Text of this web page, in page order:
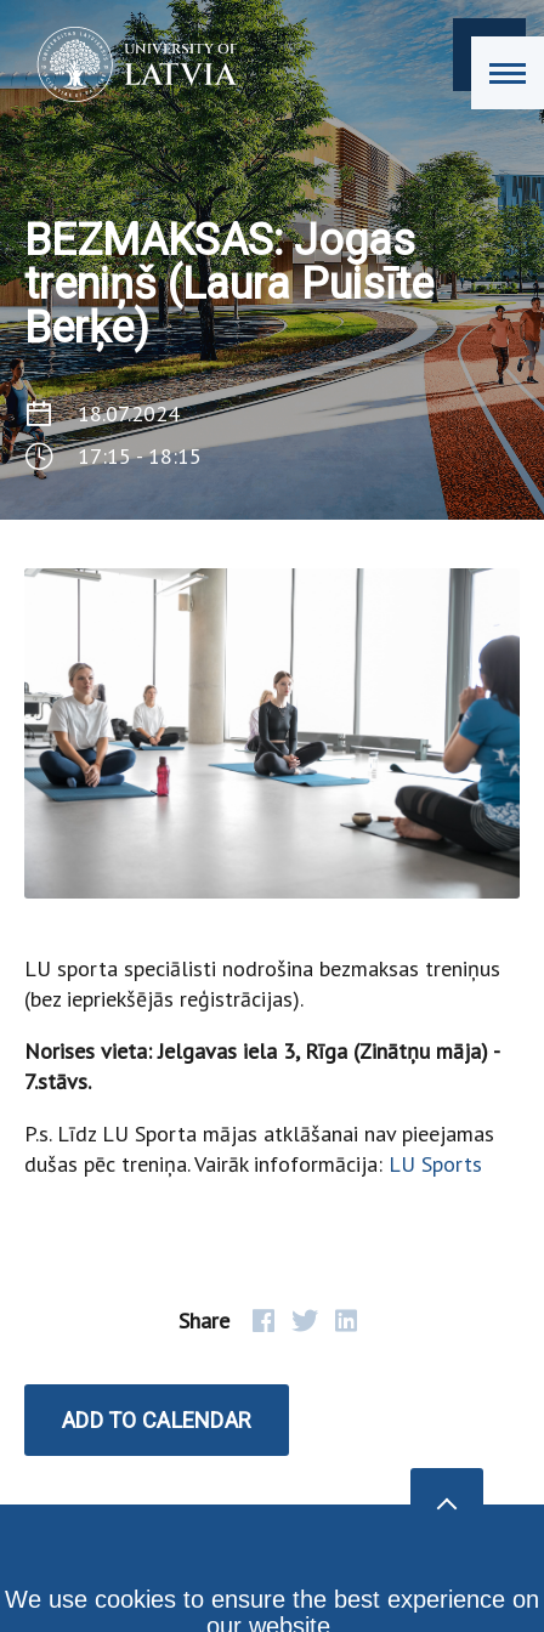
BEZMAKSAS: Jogas
treniņš (Laura Puisīte
Berķe)
18.07.2024
17:15 - 18:15
LU sporta speciālisti nodrošina bezmaksas treniņus
(bez iepriekšējās reģistrācijas).
Norises vieta: Jelgavas iela 3, Rīga (Zinātņu māja) -
7.stāvs.
P.s. Līdz LU Sporta mājas atklāšanai nav pieejamas
dušas pēc treniņa. Vairāk infoformācija: LU Sports
Share
ADD TO CALENDAR
We use cookies to ensure the best experience on
our website.